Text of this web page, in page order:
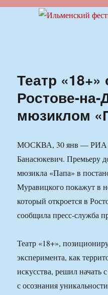
Ильменский
Театр «18+»
Ростове-
мюзиклом
МОСКВА, 30 янв — РИА
Банасюкевич. Премьеру
мюзикла «Папа» в
Муравицкого покажут в
который откроется в
сообщила пресс-служба
Театр «18+»,
эксперимента, как
искусства, решил начать
с осознания